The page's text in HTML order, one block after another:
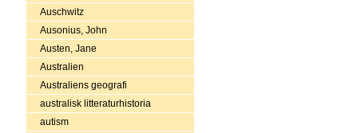
Auschwitz
Ausonius, John
Austen, Jane
Australien
Australiens geografi
australisk litteraturhistoria
autism